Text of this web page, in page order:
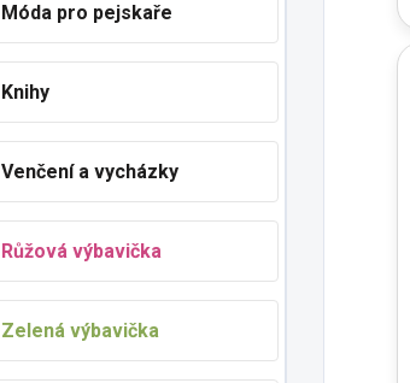
Móda pro pejskaře
Knihy
Venčení a vycházky
Růžová výbavička
Zelená výbavička